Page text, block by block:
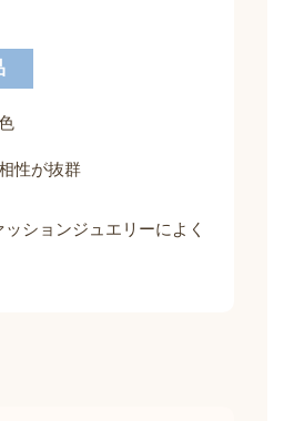
性が抜群
ションジュエリーによく